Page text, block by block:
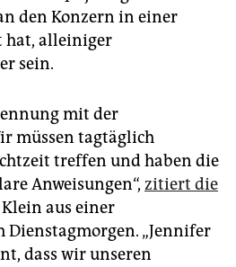
den Konzern in einer
hat, alleiniger
sein.
mit der
müssen tagtäglich
treffen und haben die
Anweisungen“, zitiert die
Klein aus einer
Dienstagmorgen. „Jennifer
dass wir unseren